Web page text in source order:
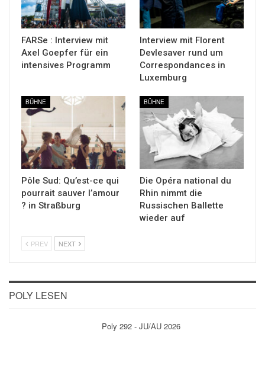
FARSe : Interview mit
Axel Goepfer für ein
intensives Programm
Interview mit Florent
Devlesaver rund um
Correspondances in
Luxemburg
BÜHNE
Pôle Sud: Qu’est-ce qui
pourrait sauver l’amour
? in Straßburg
BÜHNE
Die Opéra national du
Rhin nimmt die
Russischen Ballette
wieder auf
PREV NEXT
POLY LESEN
Poly 292 - JU/AU 2026